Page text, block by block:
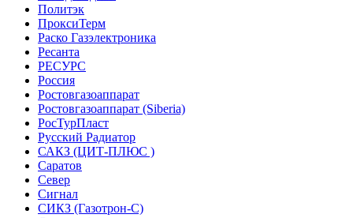
Политэк
ПроксиТерм
Раско Газэлектроника
Ресанта
РЕСУРС
Россия
Ростовгазоаппарат
Ростовгазоаппарат (Siberia)
РосТурПласт
Русский Радиатор
САКЗ (ЦИТ-ПЛЮС )
Саратов
Север
Сигнал
СИКЗ (Газотрон-С)